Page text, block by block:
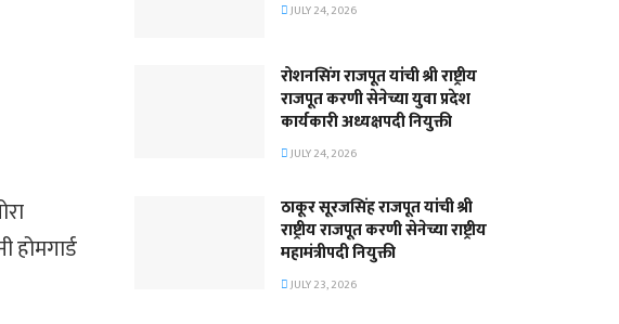
JULY 24, 2026
रोशनसिंग राजपूत यांची श्री राष्ट्रीय
राजपूत करणी सेनेच्या युवा प्रदेश
कार्यकारी अध्यक्षपदी नियुक्ती
JULY 24, 2026
ठाकूर सूरजसिंह राजपूत यांची श्री
राष्ट्रीय राजपूत करणी सेनेच्या राष्ट्रीय
महामंत्रीपदी नियुक्ती
JULY 23, 2026